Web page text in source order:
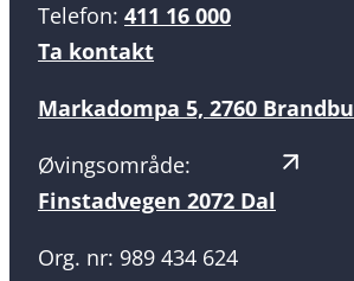
Telefon: 411 16 000
Ta kontakt
Markadompa 5, 2760 Brandbu
Øvingsområde:
Finstadvegen 2072 Dal
Org. nr: 989 434 624